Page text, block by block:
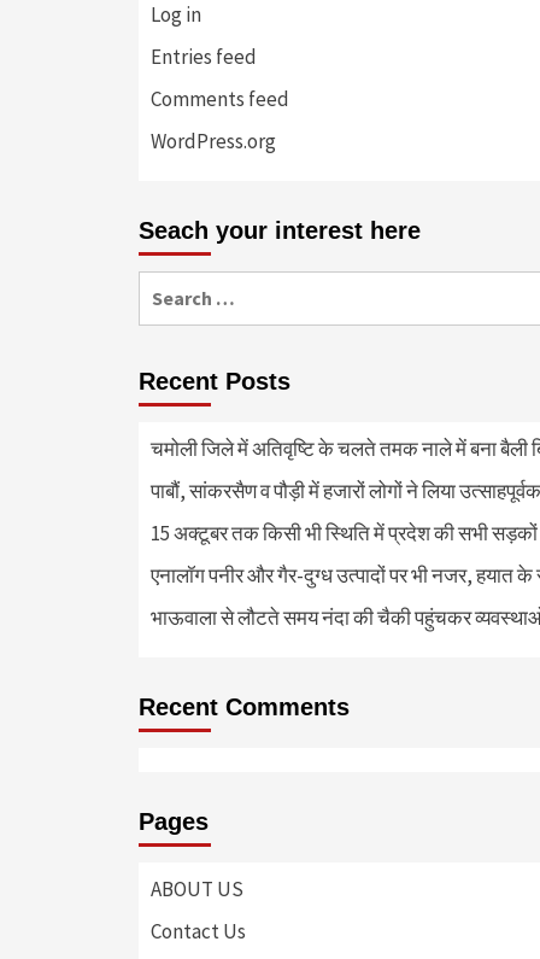
Log in
Entries feed
Comments feed
WordPress.org
Seach your interest here
Recent Posts
चमोली जिले में अतिवृष्टि के चलते तमक नाले में बना बैली
पाबौं, सांकरसैण व पौड़ी में हजारों लोगों ने लिया
15 अक्टूबर तक किसी भी स्थिति में प्रदेश की सभी
एनालॉग पनीर और गैर-दुग्ध उत्पादों पर भी नजर, हयात
भाऊवाला से लौटते समय नंदा की चैकी पहुंचकर
Recent Comments
Pages
ABOUT US
Contact Us